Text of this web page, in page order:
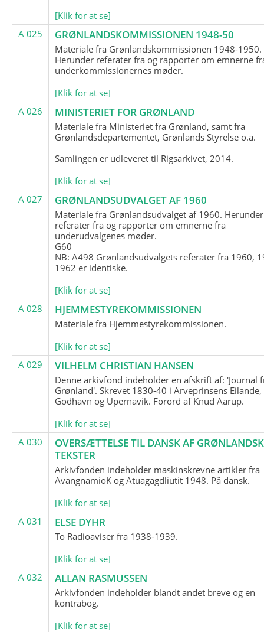
[Klik for at se]
A 025
GRØNLANDSKOMMISSIONEN 1948-50
Materiale fra Grønlandskommissionen 1948-1950.
Herunder referater fra og rapporter om emnerne
underkommissionernes møder.
[Klik for at se]
A 026
MINISTERIET FOR GRØNLAND
Materiale fra Ministeriet fra Grønland, samt fra
Grønlandsdepartementet, Grønlands Styrelse o.a.
Samlingen er udleveret til Rigsarkivet, 2014.
[Klik for at se]
A 027
GRØNLANDSUDVALGET AF 1960
Materiale fra Grønlandsudvalget af 1960. Herunder
referater fra og rapporter om emnerne fra
underudvalgenes møder.
G60
NB: A498 Grønlandsudvalgets referater fra 1960,
1962 er identiske.
[Klik for at se]
A 028
HJEMMESTYREKOMMISSIONEN
Materiale fra Hjemmestyrekommissionen.
[Klik for at se]
A 029
VILHELM CHRISTIAN HANSEN
Denne arkivfond indeholder en afskrift af: 'Journal
Grønland'. Skrevet 1830-40 i Arveprinsens Eilande,
Godhavn og Upernavik. Forord af Knud Aarup.
[Klik for at se]
A 030
OVERSÆTTELSE TIL DANSK AF
TEKSTER
Arkivfonden indeholder maskinskrevne artikler fra
AvangnamioK og Atuagagdliutit 1948. På dansk.
[Klik for at se]
A 031
ELSE DYHR
To Radioaviser fra 1938-1939.
[Klik for at se]
A 032
ALLAN RASMUSSEN
Arkivfonden indeholder blandt andet breve og en
kontrabog.
[Klik for at se]